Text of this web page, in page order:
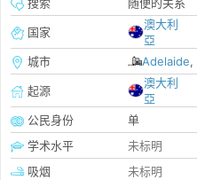
国家
澳大利
亞
城市
Adelaide,
起源
澳大利
亞
公民身份
单
学术水平
未标明
吸烟
未标明